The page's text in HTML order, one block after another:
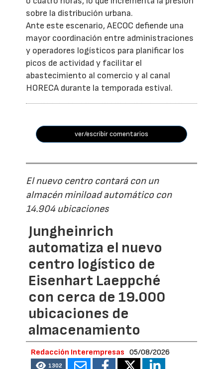
sobre la distribución urbana.
Ante este escenario, AECOC defiende una
mayor coordinación entre administraciones
y operadores logísticos para planificar los
picos de actividad y facilitar el
abastecimiento al comercio y al canal
HORECA durante la temporada estival.
ver/escribir comentarios
El nuevo centro contará con un
almacén miniload automático con
14.904 ubicaciones
Jungheinrich
automatiza el nuevo
centro logístico de
Eisenhart Laeppché
con cerca de 19.000
ubicaciones de
almacenamiento
Redacción Interempresas 05/08/2026
1302